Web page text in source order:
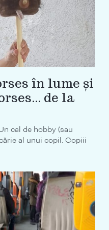
în lume și
de la
cal de hobby (sau
al unui copil. Copiii